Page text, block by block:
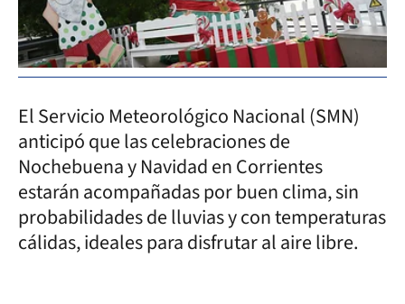
El Servicio Meteorológico Nacional (SMN)
anticipó que las celebraciones de
Nochebuena y Navidad en Corrientes
estarán acompañadas por buen clima, sin
probabilidades de lluvias y con temperaturas
cálidas, ideales para disfrutar al aire libre.